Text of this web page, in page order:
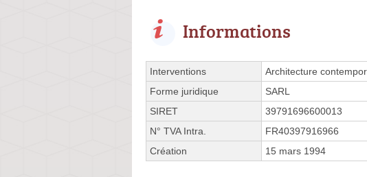
Informations
Interventions
Architecture
Forme juridique
SARL
SIRET
39791696600013
N° TVA Intra.
FR40397916966
Création
15 mars 1994